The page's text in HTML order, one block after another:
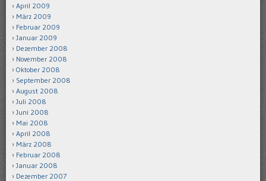
April 2009
März 2009
Februar 2009
Januar 2009
Dezember 2008
November 2008
Oktober 2008
September 2008
August 2008
Juli 2008
Juni 2008
Mai 2008
April 2008
März 2008
Februar 2008
Januar 2008
Dezember 2007